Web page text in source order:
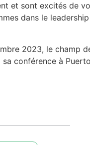
et sont excités de
dans le leadership
2023, le champ
conférence à